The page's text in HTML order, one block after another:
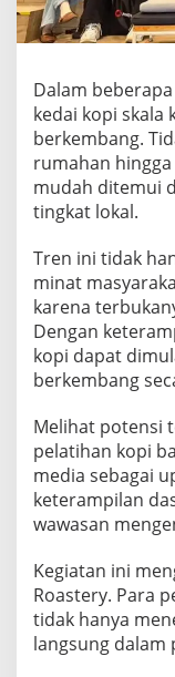
Dalam
kedai kopi skala
berkembang.
rumahan
mudah ditemui
tingkat lokal.
Tren ini tidak
minat
karena
Dengan
kopi dapat
berkembang
Melihat potensi
pelatihan kopi
media sebagai
keterampilan
wawasan
Kegiatan ini
Roastery. Para
tidak hanya
langsung dalam